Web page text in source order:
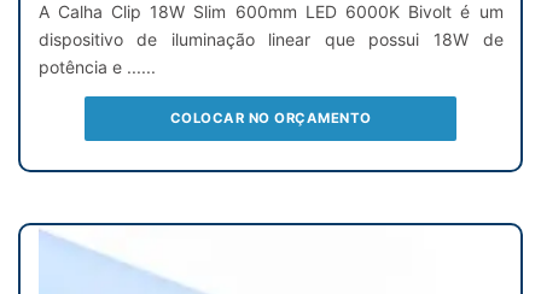
A Calha Clip 18W Slim 600mm LED 6000K Bivolt é um
dispositivo de iluminação linear que possui 18W de
potência e ......
COLOCAR NO ORÇAMENTO